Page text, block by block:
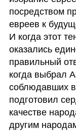
посредством
евреев к
И когда этот
оказались
правильный
когда выбрал
соблюдавших
подготовил
качестве
другим